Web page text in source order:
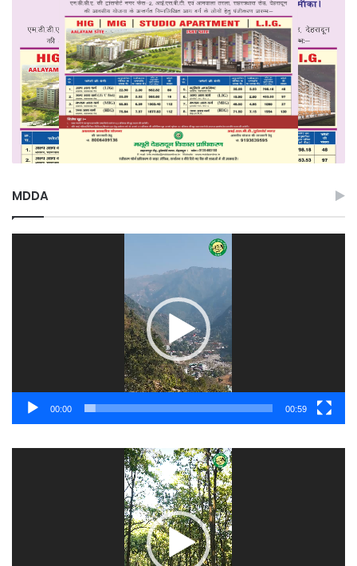
MDDA
00:00 00:59